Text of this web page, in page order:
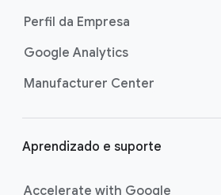
Perfil da Empresa
Google Analytics
Manufacturer Center
Aprendizado e suporte
Accelerate with Google